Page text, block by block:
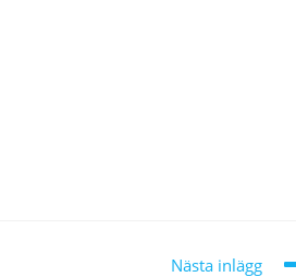
Nästa inlägg